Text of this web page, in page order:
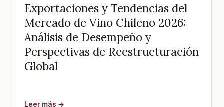
Exportaciones y Tendencias del
Mercado de Vino Chileno 2026:
Análisis de Desempeño y
Perspectivas de Reestructuración
Global
Leer más →